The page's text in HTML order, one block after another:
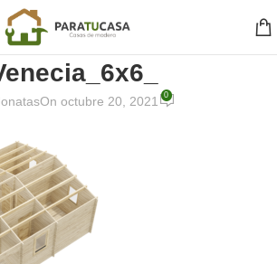
On octubre 20, 2021 0